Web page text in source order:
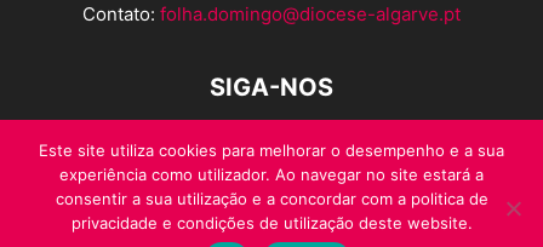
Contato: folha.domingo@diocese-algarve.pt
SIGA-NOS
Este site utiliza cookies para melhorar o desempenho e a sua
experiência como utilizador. Ao navegar no site estará a
consentir a sua utilização e a concordar com a politica de
privacidade e condições de utilização deste website.